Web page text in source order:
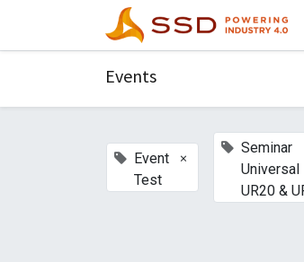
Events
Event
Test
×
Seminar
Universal
UR20 &